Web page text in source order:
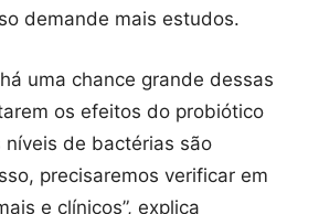
demande mais estudos.
uma chance grande dessas
os efeitos do probiótico
níveis de bactérias são
precisaremos verificar em
e clínicos”, explica